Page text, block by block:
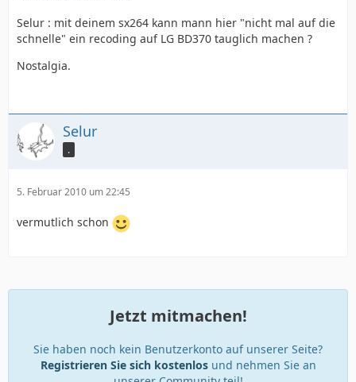
Selur : mit deinem sx264 kann mann hier "nicht mal auf die
schnelle" ein recoding auf LG BD370 tauglich machen ?
Nostalgia.
Selur
.
5. Februar 2010 um 22:45
vermutlich schon
Jetzt mitmachen!
Sie haben noch kein Benutzerkonto auf unserer Seite?
Registrieren Sie sich kostenlosund nehmen Sie an